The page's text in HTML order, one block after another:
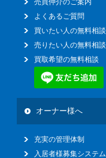
売買仲介のご案内
よくあるご質問
買いたい人の無料相談
売りたい人の無料相談
買取希望の無料相談
オーナー様へ
充実の管理体制
入居者様募集システム